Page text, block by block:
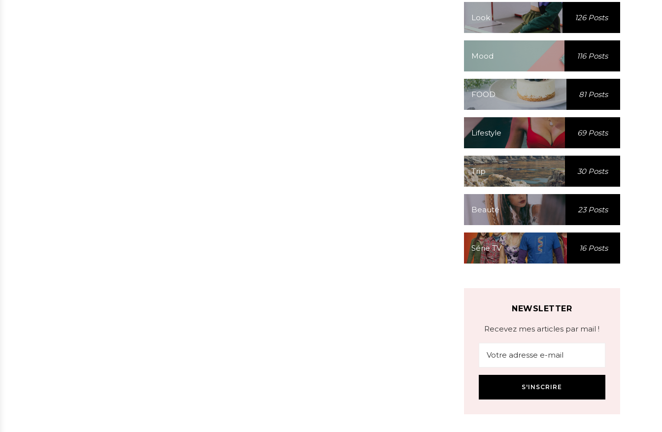
Look 126 Posts
Mood 116 Posts
FOOD 81 Posts
Lifestyle 69 Posts
Trip 30 Posts
Beauté 23 Posts
Série TV 16 Posts
NEWSLETTER
Recevez mes articles par mail !